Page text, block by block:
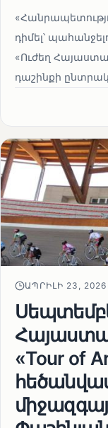
դիմել՝
«Ուժեղ
դաշինքի
ԱՊՐԻԼԻ 23, 2026
«Tour of